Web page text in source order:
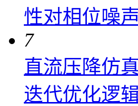
性对相位噪
7
直流压降仿
迭代优化逻